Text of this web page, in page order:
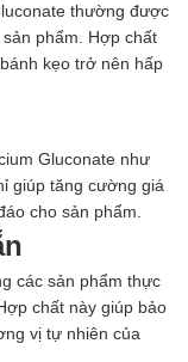
thường được
phẩm. Hợp chất
kẹo trở nên hấp
Gluconate như
giúp tăng cường giá
cho sản phẩm.
các sản phẩm thực
chất này giúp bảo
vị tự nhiên của